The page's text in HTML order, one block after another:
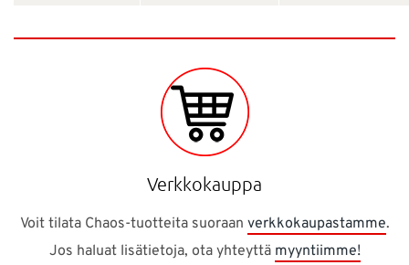
Verkkokauppa
Voit tilata Chaos-tuotteita suoraan verkkokaupastamme.
Jos haluat lisätietoja, ota yhteyttä myyntiimme!